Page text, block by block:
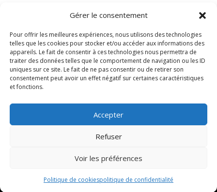
Gérer le consentement
Pour offrir les meilleures expériences, nous utilisons des technologies
telles que les cookies pour stocker et/ou accéder aux informations des
appareils. Le fait de consentir à ces technologies nous permettra de
traiter des données telles que le comportement de navigation ou les ID
uniques sur ce site. Le fait de ne pas consentir ou de retirer son
consentement peut avoir un effet négatif sur certaines caractéristiques
et fonctions.
Accepter
Refuser
Voir les préférences
Politique de cookiespolitique de confidentialité
« Entrées précédentes
© 2026 M Development–Mentions légales